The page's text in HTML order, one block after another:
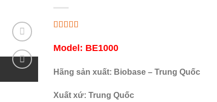
Model: BE1000
Hãng sản xuất: Biobase – Trung Quốc
Xuất xứ: Trung Quốc